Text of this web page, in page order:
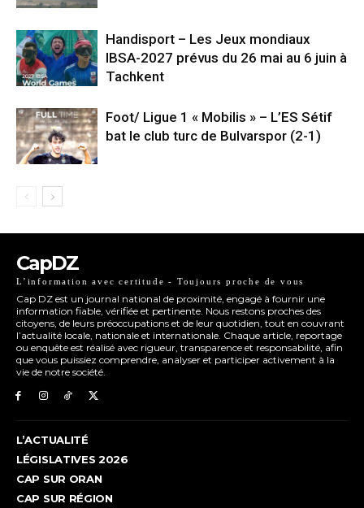
Handisport – Les Jeux mondiaux
IBSA-2027 prévus du 26 mai au 6 juin à
Tachkent
Foot/ Ligue 1 « Mobilis » – L’ES Sétif
bat le club turc de Bulvarspor (2-1)
CapDZ
L’information avec certitude - Toujours proche de vous
Cap DZ est un journal national de proximité, engagé à fournir une
information fiable, vérifiée et pertinente. Nous restons proches des
citoyens, de leurs préoccupations et de leur quotidien, tout en couvrant
l’actualité locale, nationale et internationale. Chaque article, reportage
ou enquête est réalisé avec rigueur, transparence et responsabilité, afin
que vous puissiez comprendre, analyser et participer activement à la
vie de notre société.
L’ACTUALITÉ
LÉGISLATIVES 2026
CAP SUR ORAN
CAP SUR RÉGION